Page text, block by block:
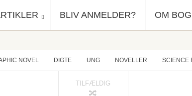
BLIV ANMELDER? OM
NOVEL DIGTE UNG NOVELLER SCIENCE
TILFÆLDIG